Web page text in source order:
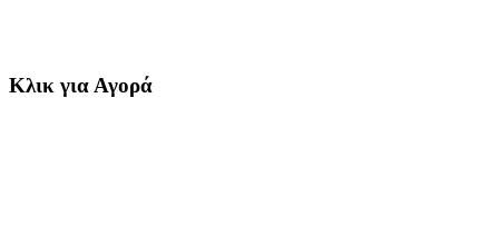
Κλικ για Αγορά